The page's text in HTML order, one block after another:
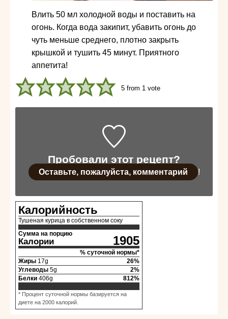
Влить 50 мл холодной воды и поставить на
огонь. Когда вода закипит, убавить огонь до
чуть меньше среднего, плотно закрыть
крышкой и тушить 45 минут. Приятного
аппетита!
5from 1 vote
Пробовали этот рецепт?
Оставьте, пожалуйста, комментарий !
Калорийность
Тушеная курица в собственном соку
Сумма на порцию
Калории 1905
% суточной нормы*
Жиры 17g 26%
Углеводы 5g 2%
Белки 406g 812%
* Процент суточной нормы базируется на
диете на 2000 калорий.